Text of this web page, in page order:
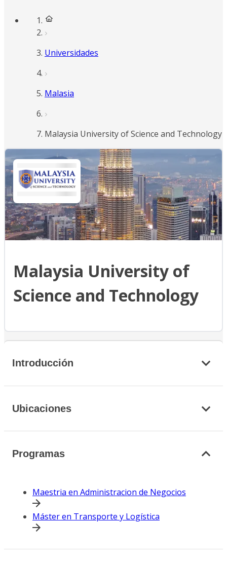
Universidades
Malasia
Malaysia University of Science and Technology
Malaysia University of
Science and Technology
Introducción
Ubicaciones
Programas
Maestria en Administracion de Negocios
Máster en Transporte y Logística